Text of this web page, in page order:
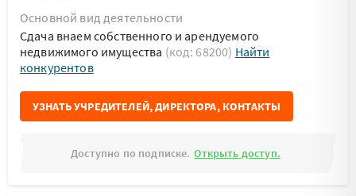
Основной вид деятельности
Сдача внаем собственного и арендуемого
недвижимого имущества (код: 68200) Найти
конкурентов
УЗНАТЬ УЧРЕДИТЕЛЕЙ, ДИРЕКТОРА, КОНТАКТЫ
Доступно по подписке. Открыть доступ.